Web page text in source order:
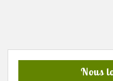
Nous